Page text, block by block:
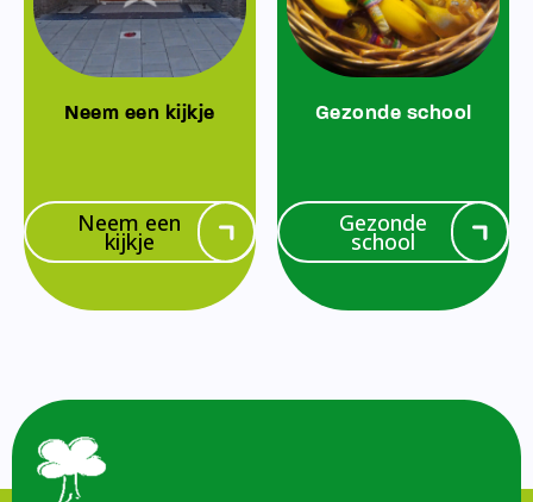
Neem een kijkje
Neem een
kijkje
Gezonde school
Gezonde
school